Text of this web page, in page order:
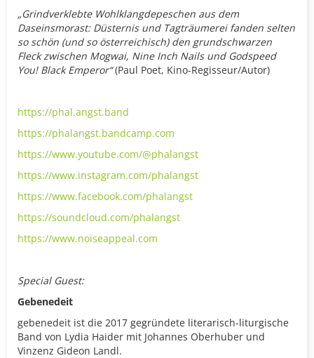
„Grindverklebte Wohlklangdepeschen aus dem
Daseinsmorast: Düsternis und Tagträumerei fanden selten
so schön (und so österreichisch) den grundschwarzen
Fleck zwischen Mogwai, Nine Inch Nails und Godspeed
You! Black Emperor“(Paul Poet, Kino-Regisseur/Autor)
https://phal.angst.band
https://phalangst.bandcamp.com
https://www.youtube.com/@phalangst
https://www.instagram.com/phalangst
https://www.facebook.com/phalangst
https://soundcloud.com/phalangst
https://www.noiseappeal.com
Special Guest:
Gebenedeit
gebenedeit ist die 2017 gegründete literarisch-liturgische
Band von Lydia Haider mit Johannes Oberhuber und
Vinzenz Gideon Landl.